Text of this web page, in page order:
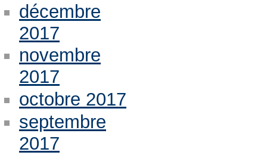
décembre
2017
novembre
2017
octobre 2017
septembre
2017